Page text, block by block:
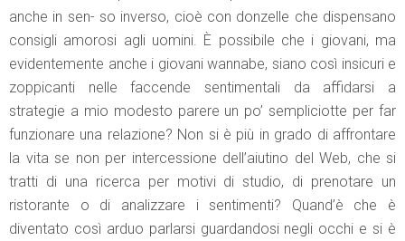
anche in sen- so inverso, cioè con donzelle che dispensano
consigli amorosi agli uomini. È possibile che i giovani, ma
evidentemente anche i giovani wannabe, siano così insicuri e
zoppicanti nelle faccende sentimentali da affidarsi a
strategie a mio modesto parere un po’ sempliciotte per far
funzionare una relazione? Non si è più in grado di affrontare
la vita se non per intercessione dell’aiutino del Web, che si
tratti di una ricerca per motivi di studio, di prenotare un
ristorante o di analizzare i sentimenti? Quand’è che è
diventato così arduo parlarsi guardandosi negli occhi e si è